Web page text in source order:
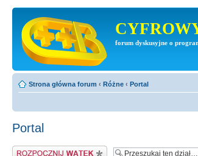
forum dyskusyjne o
Strona główna forum ‹ Różne ‹ Portal
Portal
Napisz wątek